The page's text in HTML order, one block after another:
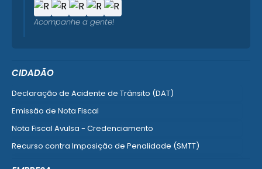
CIDADÃO
Declaração de Acidente de Trânsito (DAT)
Emissão de Nota Fiscal
Nota Fiscal Avulsa - Credenciamento
Recurso contra Imposição de Penalidade (SMTT)
Acompanhe a gente!